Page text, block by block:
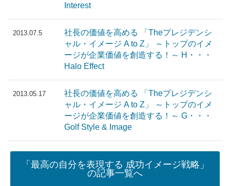
Interest
2013.07.5
社長の価値を高める 「Theプレジデンシ
ャル・イメージ A to Z」 ～トップのイメ
ージが企業価値を創造する！～ H・・・
Halo Effect
2013.05.17
社長の価値を高める 「Theプレジデンシ
ャル・イメージ A to Z」 ～トップのイメ
ージが企業価値を創造する！～ G・・・
Golf Style & Image
「最高の自分を表現する 成功イメージ戦略」
の記事一覧へ